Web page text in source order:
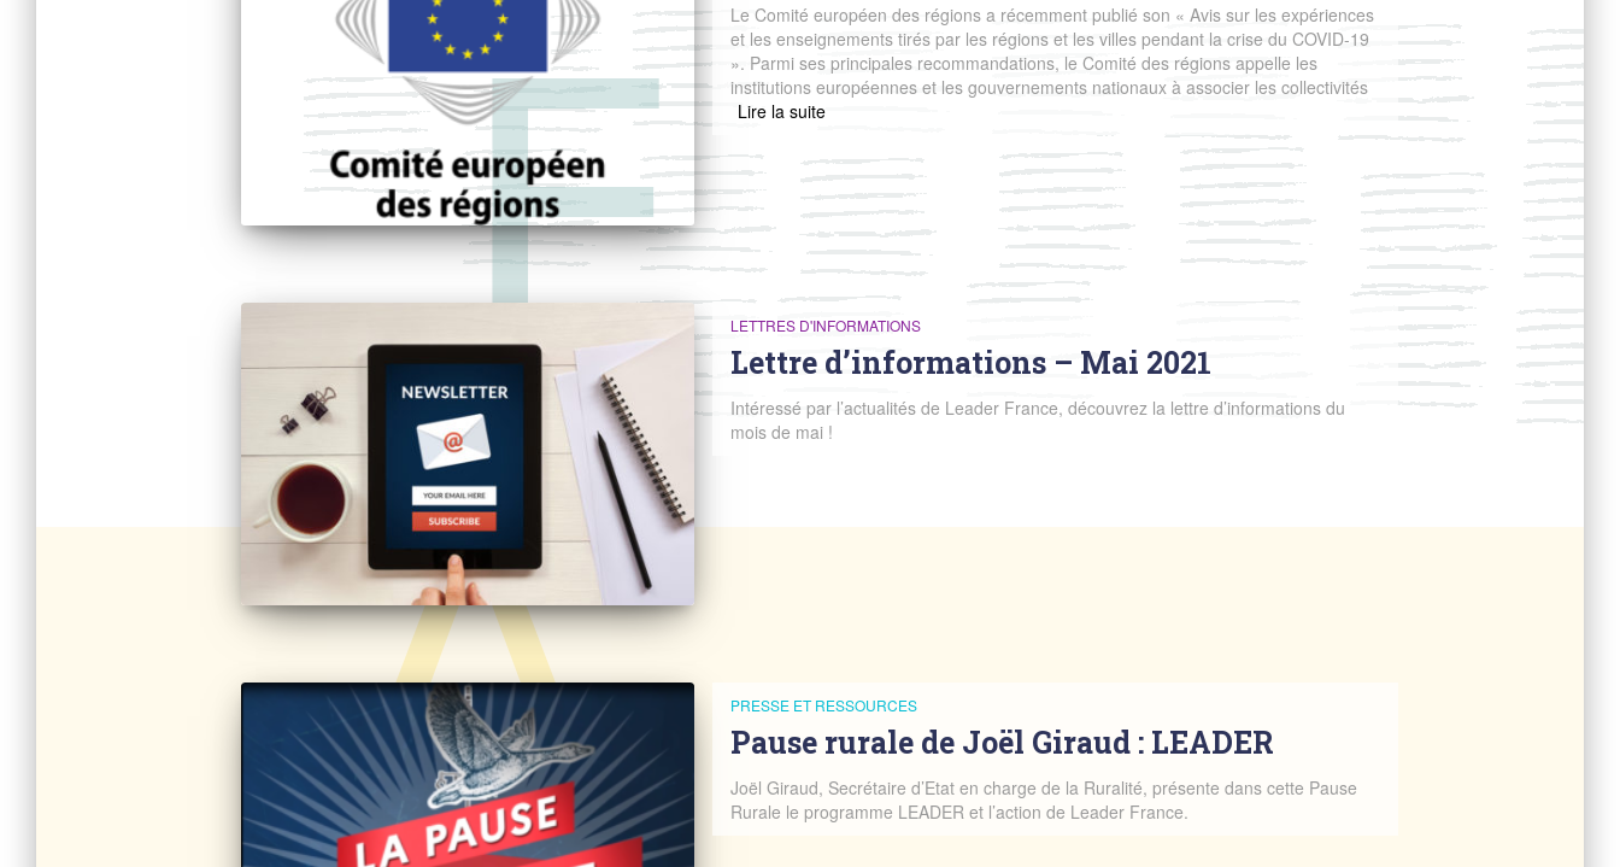
Le Comité européen des régions a récemment publié son « Avis sur les expériences
et les enseignements tirés par les régions et les villes pendant la crise du COVID-19
». Parmi ses principales recommandations, le Comité des régions appelle les
institutions européennes et les gouvernements nationaux à associer les collectivités
Read more
LETTRES D'INFORMATIONS
Lettre d’informations – Mai 2021
Intéressé par l’actualités de Leader France, découvrez la lettre d’informations du
mois de mai !
PRESSE ET RESSOURCES
Pause rurale de Joël Giraud : LEADER
Joël Giraud, Secrétaire d’Etat en charge de la Ruralité, présente dans cette Pause
Rurale le programme LEADER et l’action de Leader France.